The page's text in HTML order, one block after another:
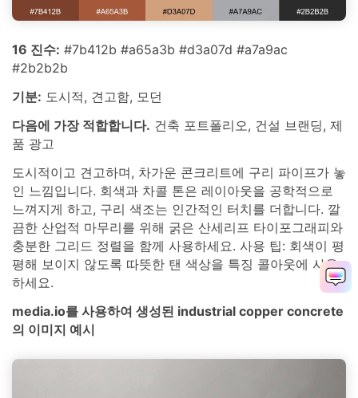
16 진수: #7b412b #a65a3b #d3a07d #a7a9ac
#2b2b2b
기분: 도시적, 견고함, 모던
다음에 가장 적합합니다. 건축 포트폴리오, 건설 브랜딩, 제
품 광고
도시적이고 견고하며, 차가운 콘크리트에 구리 파이프가 놓
인 느낌입니다. 회색과 차콜 톤은 레이아웃을 공학적으로
느껴지게 하고, 구리 색조는 인간적인 터치를 더합니다. 깔
끔한 산업적 마무리를 위해 굵은 산세리프 타이포그래피와
충분한 그리드 정렬을 함께 사용하세요. 사용 팁: 회색이 평
평해 보이지 않도록 따뜻한 탠 색상을 특징 콜아웃에 사용
하세요.
media.io를 사용하여 생성된 industrial copper concrete
의 이미지 예시